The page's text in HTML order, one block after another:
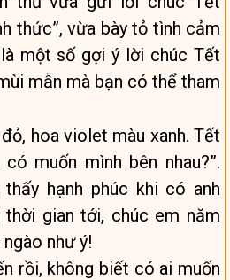
thức”, vừa bày tỏ tình cảm
một số gợi ý lời chúc Tết
mẫn mà bạn có thể tham
hoa violet màu xanh. Tết
muốn mình bên nhau?”.
hạnh phúc khi có anh
gian tới, chúc em năm
như ý!
rồi, không biết có ai muốn